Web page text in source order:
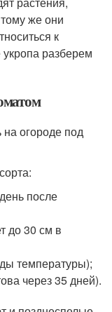
же они
к
разберем
на огороде под
после
до 30 см в
температуры);
через 35 дней).